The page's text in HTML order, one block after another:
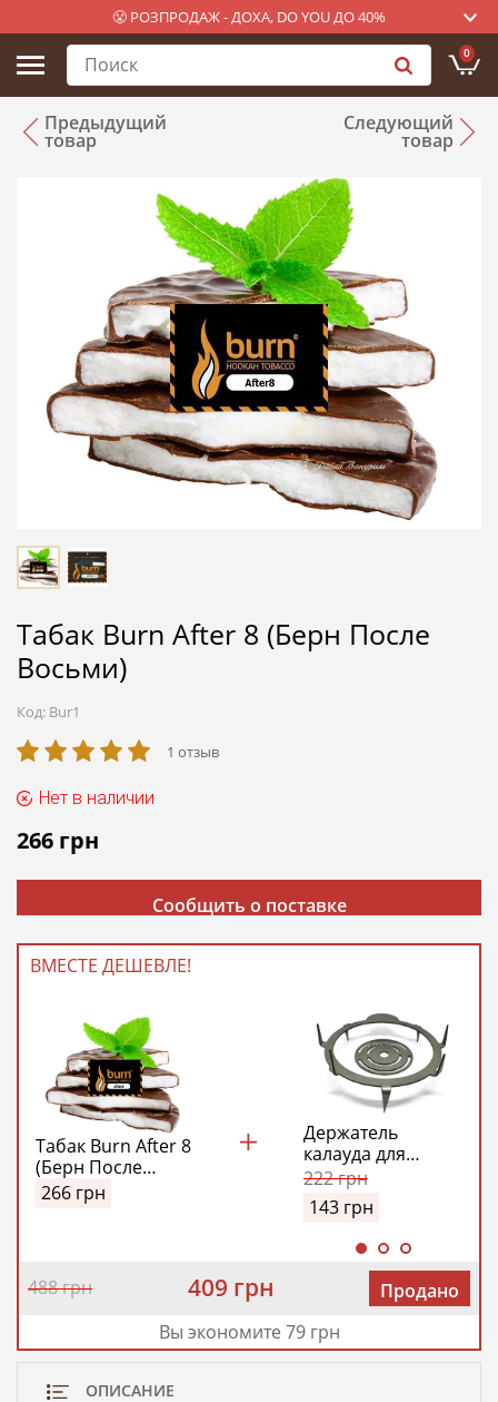
😤 РОЗПРОДАЖ - ДОХА, DO YOU ДО 40%
0
Предыдущий
товар
Следующий
товар
Табак Burn After 8 (Берн После
Восьми)
Код: Bur1
1 отзыв
Нет в наличии
266 грн
Сообщить о поставке
ВМЕСТЕ ДЕШЕВЛЕ!
Табак Burn After 8
(Берн После
Восьми)
266 грн
Держатель
калауда для
фруктовых чаш
222грн
143 грн
488 грн 409 грн
Продано
Вы экономите 79 грн
ОПИСАНИЕ